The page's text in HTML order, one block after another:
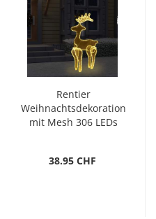
Rentier
Weihnachtsdekoration
mit Mesh 306 LEDs
38.95 CHF